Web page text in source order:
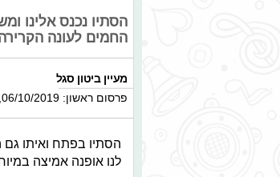
הסתיו נכנס אלינו
החמים לעונה
מעיין ביטון סגל
פרסום ראשון: 06/10/2019, 09:00
הסתיו בפתח ואיתו גם
לנו אופנה אמיצה